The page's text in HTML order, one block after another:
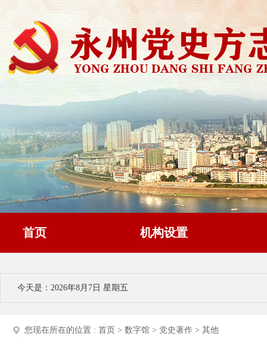
首页 机构设置
今天是：2026年8月7日 星期五
您现在所在的位置 : 首页 > 数字馆 > 党史著作 > 其他